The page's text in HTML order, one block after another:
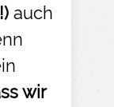
auch
wir